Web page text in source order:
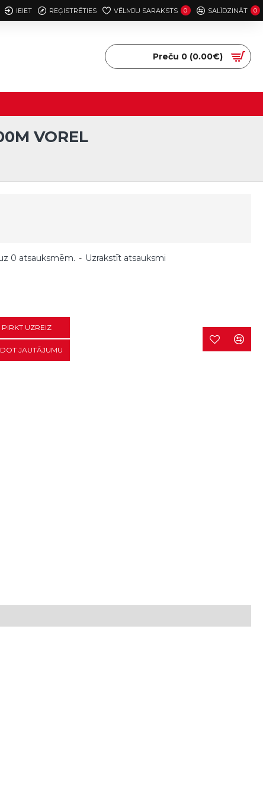
IEIET REĢISTRĒTIES VĒLMJU SARAKSTS 0 SALĪDZINĀT 0
Preču 0 (0.00€)
VOREL
0 atsauksmēm. - Uzrakstīt atsauksmi
PIRKT UZREIZ
JAUTĀJUMU